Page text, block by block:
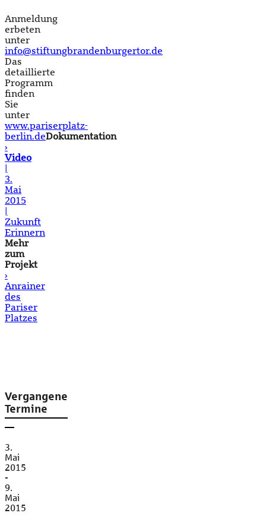
Anmeldung
erbeten
unter
info@stiftungbrandenburgertor.de
Das
detaillierte
Programm
finden
Sie
unter
www.pariserplatz-
berlin.deDokumentation
›
Video
3.
Mai
2015
Zukunft
Erinnern
Mehr
zum
Projekt
›
Anrainer
des
Pariser
Platzes
Vergangene
Termine
3.
Mai
2015
-
9.
Mai
2015